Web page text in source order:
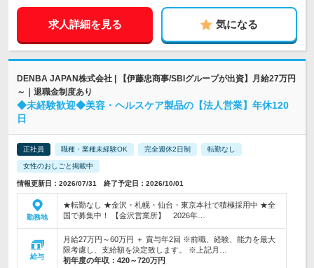
求人詳細を見る 気になる
DENBA JAPAN株式会社 | 【伊藤忠商事/SBIグループが出資】月給27万円
～｜退職金制度あり
◆未経験歓迎◆美容・ヘルスケア製品の【法人営業】年休120
日
正社員 職種・業種未経験OK 完全週休2日制 転勤なし
女性のおしごと掲載中
情報更新日：2026/07/31 終了予定日：2026/10/01
勤務地
★転勤なし ★金沢・札幌・仙台・東京本社で積極採用中 ★全
国で募集中！ 【金沢営業所】 2026年…
給与
月給27万円～60万円 ＋ 賞与年2回 ※前職、経験、能力を最大
限考慮し、支給額を決定致します。 ※上記月…
初年度の年収： 420～720万円